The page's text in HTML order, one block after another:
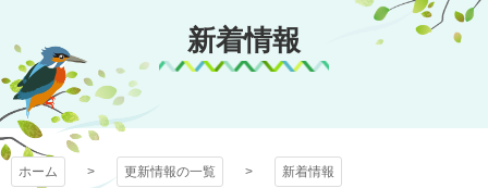
キ
プ
り）よこぜ
新着情報
ホーム 更新情報の一覧
新着情報